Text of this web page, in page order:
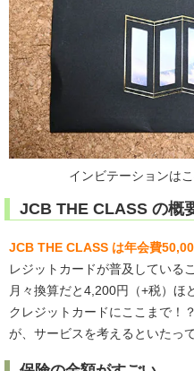
インビテーションは
JCB THE CLASS の概
JCB THE CLASS は年会費
レジットカードが普及している
月々換算だと4,200円（+税）ほ
クレジットカードにここまで！
が、サービスを考えるといたっ